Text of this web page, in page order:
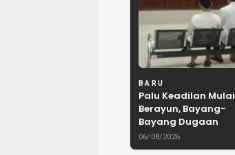
BARU
Palu Keadilan Mulai
Berayun, Bayang-
Bayang Dugaan
Penganiayaan
Oknum DPRD Bekasi
06/08/2026